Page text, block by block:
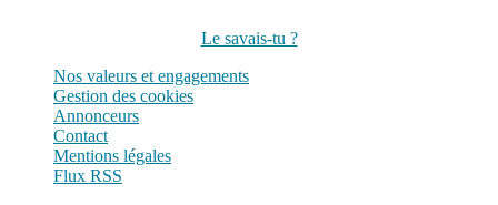
Le savais-tu ?
Nos valeurs et engagements
Gestion des cookies
Annonceurs
Contact
Mentions légales
Flux RSS